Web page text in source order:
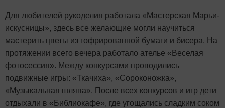
Для любителей рукоделия работала «Мастерская Марьи-
искусницы», здесь все желающие могли научиться
мастерить цветы из гофрированной бумаги и бисера. На
протяжении всего вечера работало ателье «Веселая
фотосессия». Между конкурсами проводились
подвижные игры: «Ткачиха», «Сороконожка»,
«Музыкальная шляпа». После всех конкурсов и игр дети
отдыхали в «Библиокафе», где угощались сладким соком